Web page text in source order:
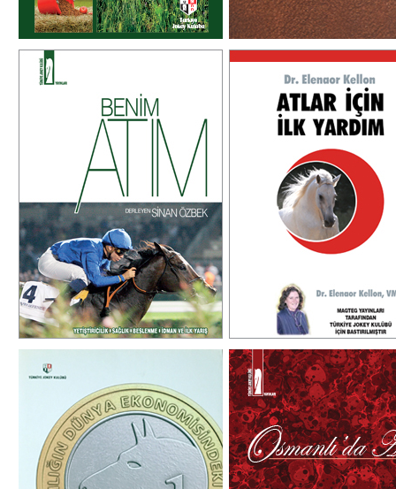
DETAY
DETAY
Kapadokya Meslek Yüksek Okulu
Atçılık ve Antrenörlüğü Program
Başkanı Sinan Özbek’ten, eğitici
bir kitap. Özellikle atçılığa gönül
vermiş ve bu mesleğe yeni
başlayanlar için çok faydalı bir
eser.
₺120,00
DETAY
ATLAR İÇİN İLK
Atlar için ilk yardım
pratik şekilde anlatan,
ilgililerinin kaynak kitabı
bir
₺120,00
DETAY
ATÇILIĞIN DÜNYA EKONOMİSİNDEKİ
Atçılığın Dünya Ekonomisindeki
Yeri 2008
OSMANLIDA AT -
At, tarih sahnesine atı
ve at yetiştiren kavim olarak
Türkler için değil, bir çok
medeniyetler için
kudret simgesi
karakterdir. Tarihin her
atı, en değerli arkadaşı,